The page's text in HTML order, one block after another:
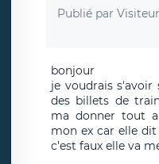
Publié par Visiteur
bonjour
je voudrais s'avoir
des billets de
ma donner tout
mon ex car elle
c'est faux elle va